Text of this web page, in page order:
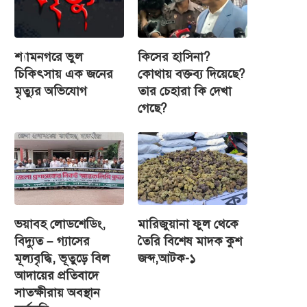
শ্যামনগরে ভুল
চিকিৎসায় এক জনের
মৃত্যুর অভিযোগ
কিসের হাসিনা?
কোথায় বক্তব্য দিয়েছে?
তার চেহারা কি দেখা
গেছে?
ভয়াবহ লোডশেডিং,
বিদ্যুত – গ্যাসের
মূল্যবৃদ্ধি, ভূতুড়ে বিল
আদায়ের প্রতিবাদে
সাতক্ষীরায় অবস্থান
মারিজুয়ানা ফুল থেকে
তৈরি বিশেষ মাদক কুশ
জব্দ,আটক-১